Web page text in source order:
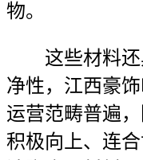
物。
这些材料还
净性，江西豪
运营范畴普遍
积极向上、连